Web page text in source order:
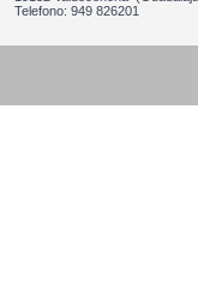
Telefono: 949 826201